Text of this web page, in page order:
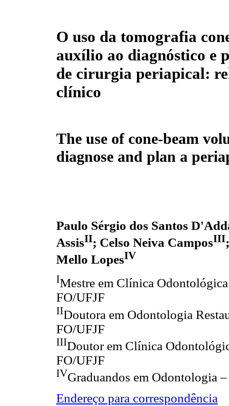
O uso da tomografia
auxílio ao diagnóstico e
de cirurgia periapical:
clínico
The use of cone-beam
diagnose and plan a
Paulo Sérgio dos Santos
AssisII; Celso Neiva CamposIII
Mello LopesIV
IMestre em Clínica
FO/UFJF
IIDoutora em Odontologia
FO/UFJF
IIIDoutor em Clínica
FO/UFJF
IVGraduandos em Odontologia
Endereço para correspondência